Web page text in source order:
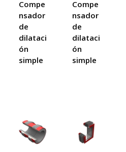
Compe
nsador
de
dilataci
ón
simple
Compe
nsador
de
dilataci
ón
simple